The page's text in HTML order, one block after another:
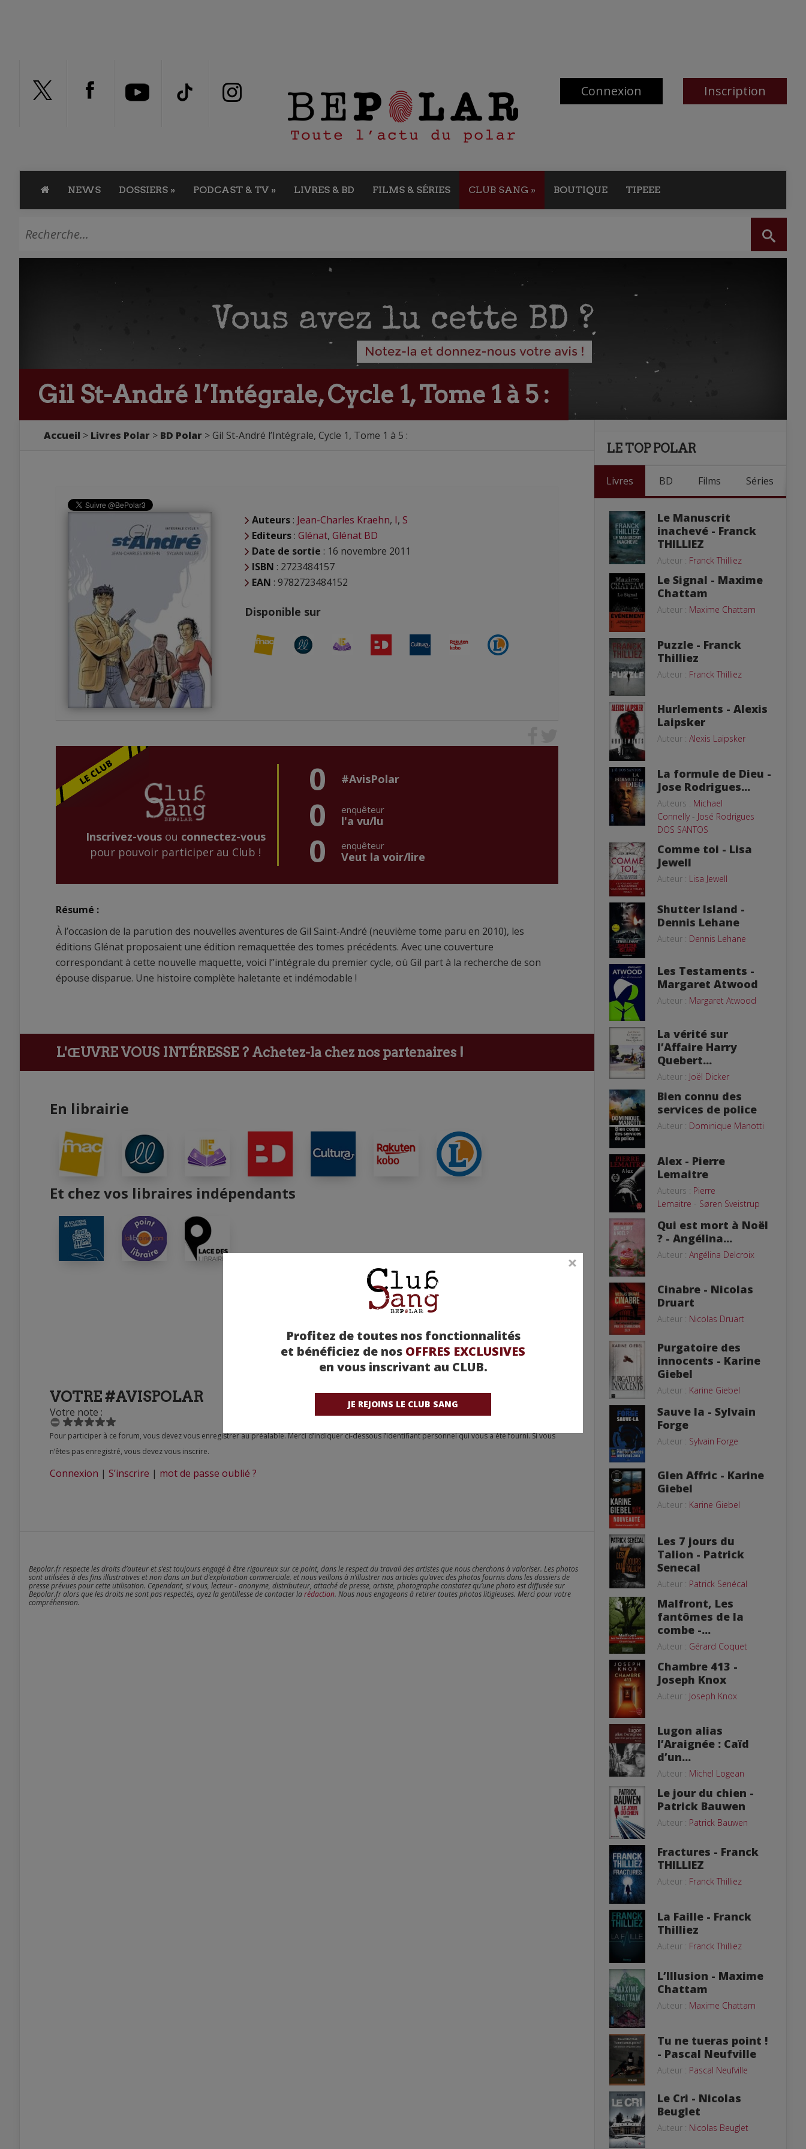
Connexion Inscription
NEWS DOSSIERS » PODCAST & TV » LIVRES & BD FILMS & SÉRIES CLUB SANG » BOUTIQUE TIPEEE
Profitez de toutes nos fonctionnalités
et bénéficiez de nos OFFRES EXCLUSIVES
en vous inscrivant au CLUB.
JE REJOINS LE CLUB SANG
Gil St-André l’Intégrale, Cycle 1, Tome 1 à 5 :
Accueil Livres Polar BD Polar Gil St-André l’Intégrale, Cycle 1, Tome 1 à 5 :
Auteurs : Jean-Charles Kraehn, I, S
Editeurs : Glénat, Glénat BD
Date de sortie : 16 novembre 2011
ISBN : 2723484157
EAN : 9782723484152
Disponible sur
Inscrivez-vousou connectez-vous
pour pouvoir participer au Club !
0 #AvisPolar
0 enquêteur
l'a vu/lu
0 enquêteur
Veut la voir/lire
Résumé :
À l’occasion de la parution des nouvelles aventures de Gil Saint-André (neuvième tome paru en 2010), les
éditions Glénat proposaient une édition remaquettée des tomes précédents. Avec une couverture
correspondant à cette nouvelle maquette, voici l’’intégrale du premier cycle, où Gil part à la recherche de son
épouse disparue. Une histoire complète haletante et indémodable !
L'ŒUVRE VOUS INTÉRESSE ? Achetez-la chez nos partenaires !
En librairie
Et chez vos libraires indépendants
VOTRE #AVISPOLAR
Votre note :
Pour participer à ce forum, vous devez vous enregistrer au préalable. Merci d’indiquer ci-dessous l’identifiant personnel qui vous a été fourni. Si vous
n’êtes pas enregistré, vous devez vous inscrire.
Connexion | S’inscrire | mot de passe oublié ?
Bepolar.fr respecte les droits d’auteur et s’est toujours engagé à être rigoureux sur ce point, dans le respect du travail des artistes que nous cherchons à valoriser. Les photos
sont utilisées à des fins illustratives et non dans un but d’exploitation commerciale. et nous veillons à n’illustrer nos articles qu’avec des photos fournis dans les dossiers de
presse prévues pour cette utilisation. Cependant, si vous, lecteur - anonyme, distributeur, attaché de presse, artiste, photographe constatez qu’une photo est diffusée sur
Bepolar.fr alors que les droits ne sont pas respectés, ayez la gentillesse de contacter larédaction. Nous nous engageons à retirer toutes photos litigieuses. Merci pour votre
compréhension.
LE TOP POLAR
Livres BD Films Séries
Le Manuscrit
inachevé - Franck
THILLIEZ
Auteur : Franck Thilliez
Le Signal - Maxime
Chattam
Auteur : Maxime Chattam
Puzzle - Franck
Thilliez
Auteur : Franck Thilliez
Hurlements - Alexis
Laipsker
Auteur : Alexis Laipsker
La formule de Dieu -
Jose Rodrigues...
Auteurs : Michael
Connelly- José Rodrigues
DOS SANTOS
Comme toi - Lisa
Jewell
Auteur : Lisa Jewell
Shutter Island -
Dennis Lehane
Auteur : Dennis Lehane
Les Testaments -
Margaret Atwood
Auteur : Margaret Atwood
La vérité sur
l’Affaire Harry
Quebert...
Auteur : Joël Dicker
Bien connu des
services de police
Auteur : Dominique Manotti
Alex - Pierre
Lemaitre
Auteurs : Pierre
Lemaitre - Søren Sveistrup
Qui est mort à Noël
? - Angélina...
Auteur : Angélina Delcroix
Cinabre - Nicolas
Druart
Auteur : Nicolas Druart
Purgatoire des
innocents - Karine
Giebel
Auteur : Karine Giebel
Sauve la - Sylvain
Forge
Auteur : Sylvain Forge
Glen Affric - Karine
Giebel
Auteur : Karine Giebel
Les 7 jours du
Talion - Patrick
Senecal
Auteur : Patrick Senécal
Malfront, Les
fantômes de la
combe -...
Auteur : Gérard Coquet
Chambre 413 -
Joseph Knox
Auteur : Joseph Knox
Lugon alias
l’Araignée : Caïd
d’un...
Auteur : Michel Logean
Le jour du chien -
Patrick Bauwen
Auteur : Patrick Bauwen
Fractures - Franck
THILLIEZ
Auteur : Franck Thilliez
La Faille - Franck
Thilliez
Auteur : Franck Thilliez
L’Illusion - Maxime
Chattam
Auteur : Maxime Chattam
Tu ne tueras point !
- Pascal Neufville
Auteur : Pascal Neufville
Le Cri - Nicolas
Beuglet
Auteur : Nicolas Beuglet